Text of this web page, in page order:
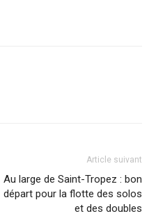
Article suivant
Au large de Saint-Tropez : bon
départ pour la flotte des solos
et des doubles